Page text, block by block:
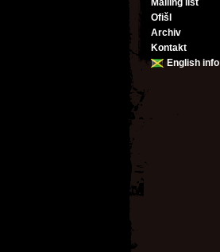
Mailing list
Ofišl
Archiv
Kontakt
English info